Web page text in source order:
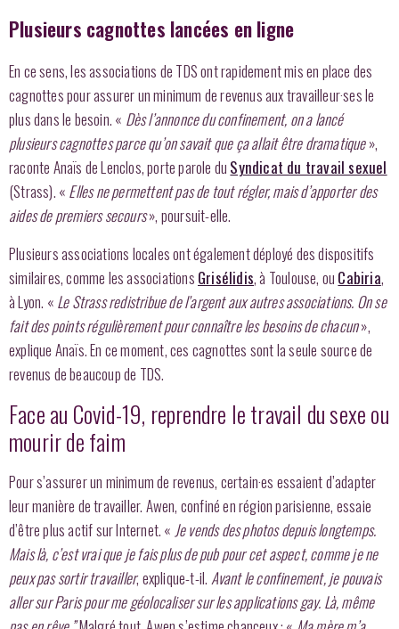
Plusieurs cagnottes lancées en ligne
En ce sens, les associations de TDS ont rapidement mis en place des
cagnottes pour assurer un minimum de revenus aux travailleur·ses le
plus dans le besoin. « Dès l’annonce du confinement, on a lancé
plusieurs cagnottes parce qu’on savait que ça allait être dramatique»,
raconte Anaïs de Lenclos, porte parole du Syndicat du travail sexuel
(Strass). « Elles ne permettent pas de tout régler, mais d’apporter des
aides de premiers secours», poursuit-elle.
Plusieurs associations locales ont également déployé des dispositifs
similaires, comme les associations Grisélidis, à Toulouse, ou Cabiria,
à Lyon. « Le Strass redistribue de l’argent aux autres associations. On se
fait des points régulièrement pour connaître les besoins de chacun»,
explique Anaïs. En ce moment, ces cagnottes sont la seule source de
revenus de beaucoup de TDS.
Face au Covid-19, reprendre le travail du sexe ou
mourir de faim
Pour s’assurer un minimum de revenus, certain·es essaient d’adapter
leur manière de travailler. Awen, confiné en région parisienne, essaie
d’être plus actif sur Internet. « Je vends des photos depuis longtemps.
Mais là, c’est vrai que je fais plus de pub pour cet aspect, comme je ne
peux pas sortir travailler, explique-t-il. Avant le confinement, je pouvais
aller sur Paris pour me géolocaliser sur les applications gay. Là, même